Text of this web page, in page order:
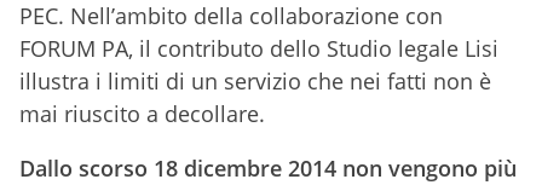
PEC. Nell’ambito della collaborazione con
FORUM PA, il contributo dello Studio legale Lisi
illustra i limiti di un servizio che nei fatti non è
mai riuscito a decollare.
Dallo scorso 18 dicembre 2014 non vengono più